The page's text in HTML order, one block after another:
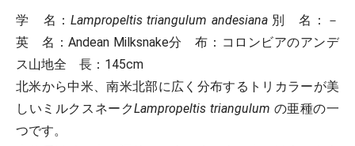
学 名 ：Lampropeltis triangulum andesiana 別 名 ：－
英 名 ：Andean Milksnake分 布 ：コロンビアのアンデ
ス山地全 長 ：145cm
北米から中米、南米北部に広く分布するトリカラーが美
しいミルクスネークLampropeltis triangulum の亜種の一
つです。